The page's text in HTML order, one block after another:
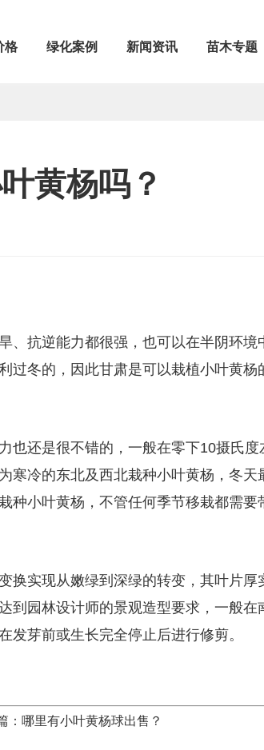
格 绿化案例 新闻资讯 苗木专题
黄杨吗？
抗逆能力都很强，也可以在半阴环境
过冬的，因此甘肃是可以栽植小叶黄杨
也还是很不错的，一般在零下10摄氏度
寒冷的东北及西北栽种小叶黄杨，冬天
种小叶黄杨，不管任何季节移栽都需要
换实现从嫩绿到深绿的转变，其叶片厚
到园林设计师的景观造型要求，一般在
发芽前或生长完全停止后进行修剪。
：哪里有小叶黄杨球出售？